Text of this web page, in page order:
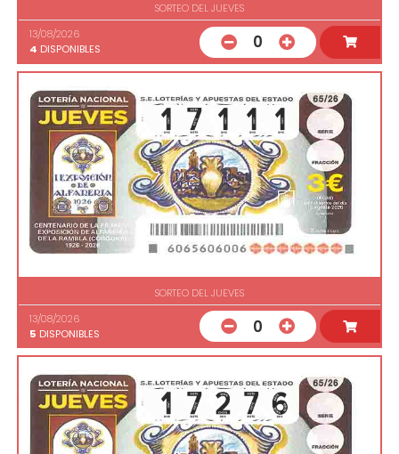
SORTEO DEL JUEVES
13/08/2026
4 DISPONIBLES 0
SORTEO DEL JUEVES
13/08/2026
5 DISPONIBLES 0